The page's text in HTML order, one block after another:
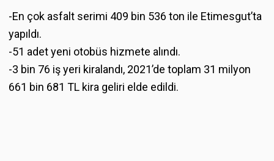
-En çok asfalt serimi 409 bin 536 ton ile Etimesgut’ta
yapıldı.
-51 adet yeni otobüs hizmete alındı.
-3 bin 76 iş yeri kiralandı, 2021’de toplam 31 milyon
661 bin 681 TL kira geliri elde edildi.